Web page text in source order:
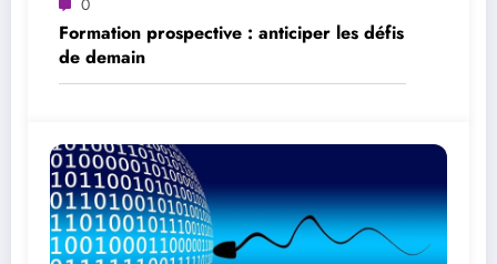
Formation prospective : anticiper les défis
de demain